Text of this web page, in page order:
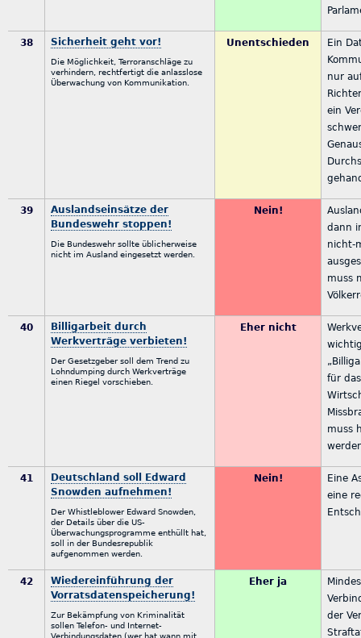
38 Sicherheit geht vor!
Die Möglichkeit, Terroranschläge zu
verhindern, rechtfertigt die anlasslose
Überwachung von Kommunikation.
Unentschieden
Ein
nur
ein
39
Auslandseinsätze der
Bundeswehr stoppen!
Die Bundeswehr sollte üblicherweise
nicht im Ausland eingesetzt werden.
Nein!
dann
nicht-
muss
40
Billigarbeit durch
Werkverträge verbieten!
Der Gesetzgeber soll dem Trend zu
Lohndumping durch Werkverträge
einen Riegel vorschieben.
Eher nicht
für
muss
41
Deutschland soll Edward
Snowden aufnehmen!
Der Whistleblower Edward Snowden,
der Details über die US-
Überwachungsprogramme enthüllt hat,
soll in der Bundesrepublik
aufgenommen werden.
Nein!
Eine
eine
42
Wiedereinführung der
Vorratsdatenspeicherung!
Zur Bekämpfung von Kriminalität
sollen Telefon- und Internet-
Verbindungsdaten (wer hat wann mit
Eher ja
der